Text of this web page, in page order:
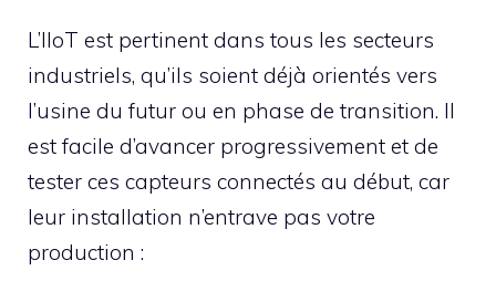
L’IIoT est pertinent dans tous les secteurs
industriels, qu’ils soient déjà orientés vers
l’usine du futur ou en phase de transition. Il
est facile d’avancer progressivement et de
tester ces capteurs connectés au début, car
leur installation n’entrave pas votre
production :